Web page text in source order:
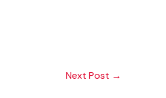
Next Post →